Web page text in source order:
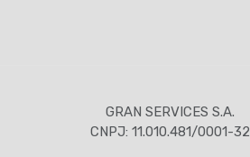
GRAN SERVICES S.A.
CNPJ: 11.010.481/0001-32